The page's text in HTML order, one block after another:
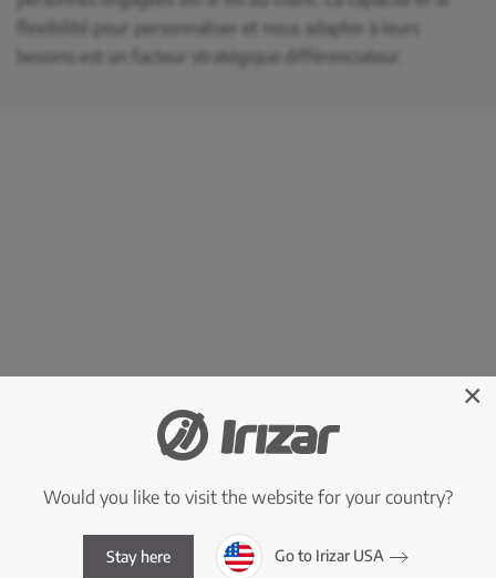
flexibilité pour personnaliser et nous adapter à leurs
besoins est un facteur stratégique différenciateur.
×
Would you like to visit the website for your country?
Stay here Go to Irizar USA